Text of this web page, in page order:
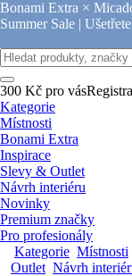
Bonami Extra ×
Summer Sale |
300 Kč pro vás
Kategorie
Místnosti
Bonami Extra
Inspirace
Slevy & Outlet
Návrh interiéru
Novinky
Premium značky
Pro profesionály
Kategorie Místnosti
Outlet Návrh